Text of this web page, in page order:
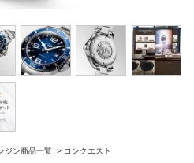
ジン商品一覧 > コンクエスト